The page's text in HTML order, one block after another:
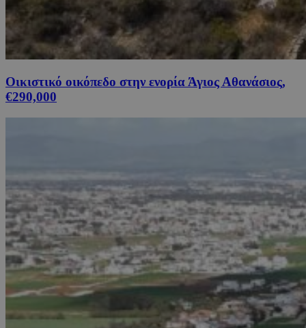
Οικιστικό οικόπεδο στην ενορία Άγιος Αθανάσιος,
€290,000